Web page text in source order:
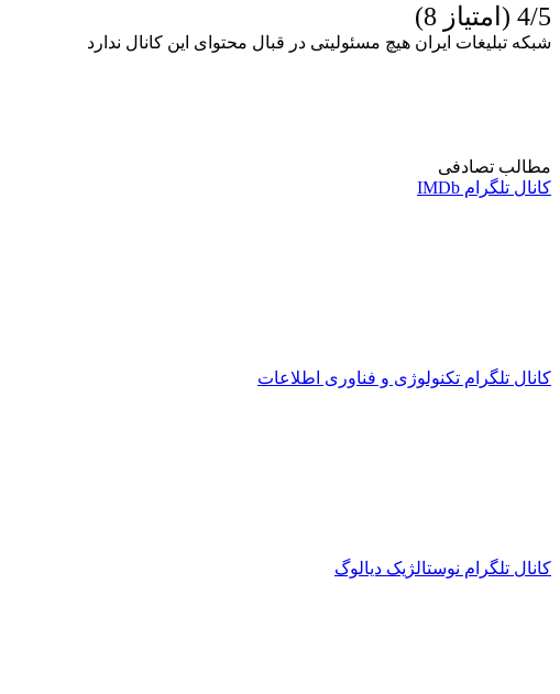
4/5 (امتیاز 8)
شبکه تبلیغات ایران هیچ مسئولیتی در قبال محتوای این کانال ندارد
مطالب تصادفی
کانال تلگرام IMDb
کانال تلگرام تکنولوژی و فناوری اطلاعات
کانال تلگرام نوستالژیک دیالوگ